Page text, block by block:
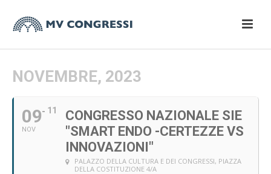
NOVEMBRE, 2023
09
NOV
11
CONGRESSO NAZIONALE SIE
"SMART ENDO -CERTEZZE VS
INNOVAZIONI"
PALAZZO DELLA CULTURA E DEI CONGRESSI, PIAZZA
DELLA COSTITUZIONE 4/A